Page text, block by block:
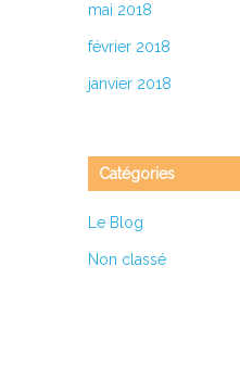
mai 2018
février 2018
janvier 2018
Catégories
Le Blog
Non classé